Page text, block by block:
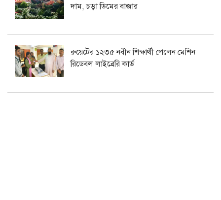
দাম, চড়া ডিমের বাজার
রুয়েটের ১২৩৫ নবীন শিক্ষার্থী পেলেন মেশিন
রিডেবল লাইব্রেরি কার্ড